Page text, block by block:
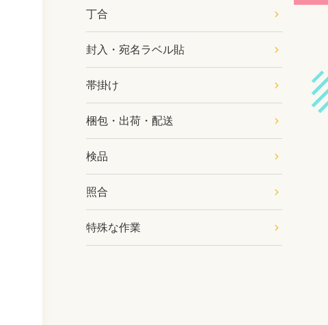
丁合
封入・宛名ラベル貼
帯掛け
梱包・出荷・配送
検品
照合
特殊な作業